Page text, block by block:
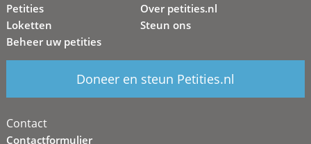
Petities
Loketten
Beheer uw petities
Over petities.nl
Steun ons
Doneer en steun Petities.nl
Contact
Contactformulier